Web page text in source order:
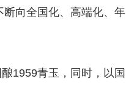
断向全国化、高端化、年
1959青玉，同时，以国